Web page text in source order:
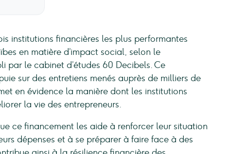
institutions financières les plus performantes
en matière d’impact social, selon le
par le cabinet d’études 60 Decibels. Ce
sur des entretiens menés auprès de milliers de
en évidence la manière dont les institutions
la vie des entrepreneurs.
ce financement les aide à renforcer leur situation
dépenses et à se préparer à faire face à des